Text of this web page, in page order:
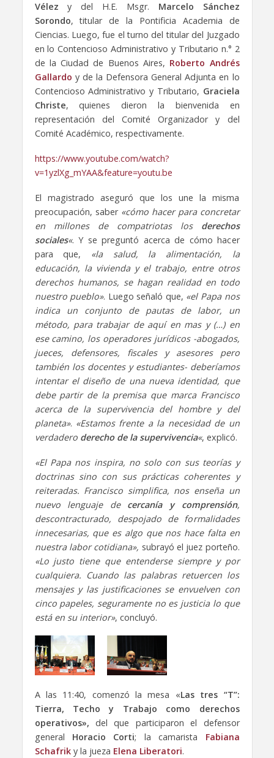
Vélez y del H.E. Msgr. Marcelo Sánchez
Sorondo, titular de la Pontificia Academia de
Ciencias. Luego, fue el turno del titular del Juzgado
en lo Contencioso Administrativo y Tributario n.° 2
de la Ciudad de Buenos Aires, Roberto Andrés
Gallardo y de la Defensora General Adjunta en lo
Contencioso Administrativo y Tributario, Graciela
Christe, quienes dieron la bienvenida en
representación del Comité Organizador y del
Comité Académico, respectivamente.
https://www.youtube.com/watch?
v=1yzlXg_mYAA&feature=youtu.be
El magistrado aseguró que los une la misma
preocupación, saber«cómo hacer para concretar
en millones de compatriotas los derechos
sociales«. Y se preguntó acerca de cómo hacer
para que, «la salud, la alimentación, la
educación, la vivienda y el trabajo, entre otros
derechos humanos, se hagan realidad en todo
nuestro pueblo». Luego señaló que, «el Papa nos
indica un conjunto de pautas de labor, un
método, para trabajar de aquí en mas y (…) en
ese camino, los operadores jurídicos -abogados,
jueces, defensores, fiscales y asesores pero
también los docentes y estudiantes- deberíamos
intentar el diseño de una nueva identidad, que
debe partir de la premisa que marca Francisco
acerca de la supervivencia del hombre y del
planeta». «Estamos frente a la necesidad de un
verdadero derecho de la supervivencia«, explicó.
«El Papa nos inspira, no solo con sus teorías y
doctrinas sino con sus prácticas coherentes y
reiteradas. Francisco simplifica, nos enseña un
nuevo lenguaje de cercanía y comprensión,
descontracturado, despojado de formalidades
innecesarias, que es algo que nos hace falta en
nuestra labor cotidiana», subrayó el juez porteño.
«Lo justo tiene que entenderse siempre y por
cualquiera. Cuando las palabras retuercen los
mensajes y las justificaciones se envuelven con
cinco papeles, seguramente no es justicia lo que
está en su interior», concluyó.
A las 11:40, comenzó la mesa «Las tres “T”:
Tierra, Techo y Trabajo como derechos
operativos», del que participaron el defensor
general Horacio Corti; la camarista Fabiana
Schafriky la jueza Elena Liberatori.